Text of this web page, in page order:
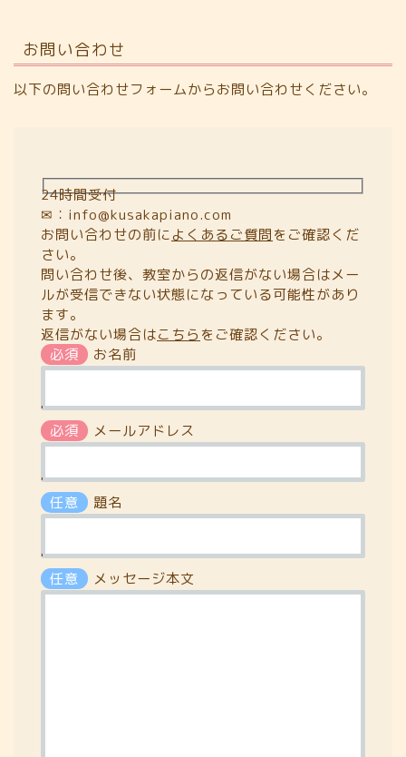
お問い合わせ
以下の問い合わせフォームからお問い合わせください。
24時間受付
✉：info@kusakapiano.com
お問い合わせの前によくあるご質問をご確認くだ
さい。
問い合わせ後、教室からの返信がない場合はメー
ルが受信できない状態になっている可能性があり
ます。
返信がない場合はこちら をご確認ください。
必須
お名前
'
必須
メールアドレス
'
任意
題名
'
任意
メッセージ本文